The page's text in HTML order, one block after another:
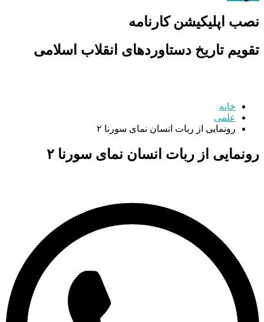
نصب اپلیکیشن کارنامه
تقویم تاریخ دستاوردهای انقلاب اسلامی
خانه
علمی
رونمایی از ربات انسان نمای سورنا ۲
رونمایی از ربات انسان نمای سورنا ۲